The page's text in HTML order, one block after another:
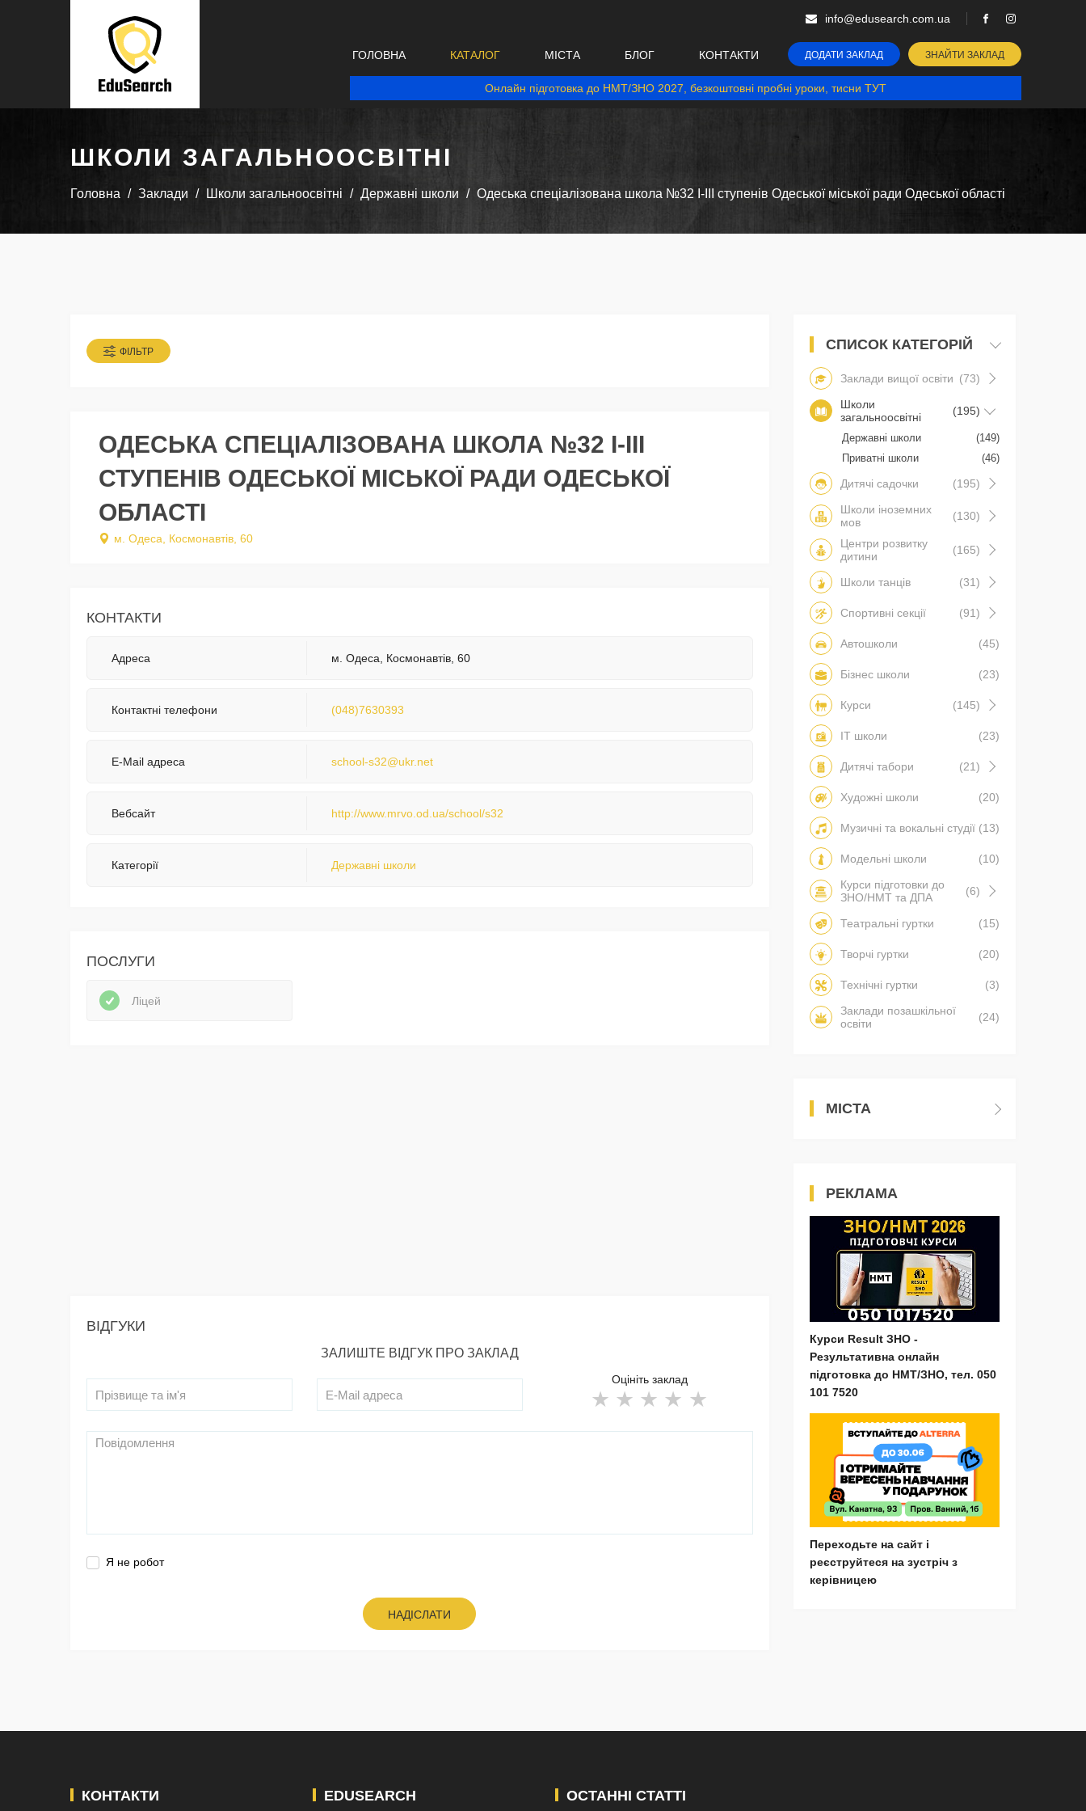
info@edusearch.com.ua
ГОЛОВНА КАТАЛОГ МІСТА БЛОГ КОНТАКТИ ДОДАТИ ЗАКЛАД ЗНАЙТИ ЗАКЛАД
Онлайн підготовка до НМТ/ЗНО 2027, безкоштовні пробні уроки, тисни ТУТ
ШКОЛИ ЗАГАЛЬНООСВІТНІ
Головна Заклади Школи загальноосвітні Державні школи Одеська спеціалізована школа №32 I-III ступенів Одеської міської ради Одеської області
ФІЛЬТР
ОДЕСЬКА СПЕЦІАЛІЗОВАНА ШКОЛА №32 I-III
СТУПЕНІВ ОДЕСЬКОЇ МІСЬКОЇ РАДИ ОДЕСЬКОЇ
ОБЛАСТІ
м. Одеса, Космонавтів, 60
КОНТАКТИ
Адреса м. Одеса, Космонавтів, 60
Контактні телефони (048)7630393
E-Mail адреса school-s32@ukr.net
Вебсайт http://www.mrvo.od.ua/school/s32
Категорії Державні школи
ПОСЛУГИ
Ліцей
ВІДГУКИ
ЗАЛИШТЕ ВІДГУК ПРО ЗАКЛАД
Оцініть заклад
Я не робот
НАДІСЛАТИ
СПИСОК КАТЕГОРІЙ
Заклади вищої освіти (73)
Школи
загальноосвітні
(195)
Державні школи
(149)
Приватні школи
(46)
Дитячі садочки
(195)
Школи іноземних
мов
(130)
Центри розвитку
дитини
(165)
Школи танців (31)
Спортивні секції (91)
Автошколи (45)
Бізнес школи (23)
Курси (145)
IT школи (23)
Дитячі табори (21)
Художні школи (20)
Музичні та вокальні студії (13)
Модельні школи
(10)
Курси підготовки до
ЗНО/НМТ та ДПА
(6)
Театральні гуртки (15)
Творчі гуртки (20)
Технічні гуртки
(3)
Заклади позашкільної
освіти
(24)
МІСТА
РЕКЛАМА
Курси Result ЗНО -
Результативна онлайн
підготовка до НМТ/ЗНО, тел. 050
101 7520
Переходьте на сайт і
реєструйтеся на зустріч з
керівницею
КОНТАКТИ EDUSEARCH ОСТАННІ СТАТТІ